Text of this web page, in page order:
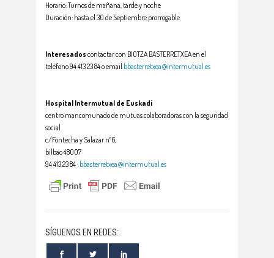
Horario: Turnos de mañana, tarde y noche
Duración: hasta el 30 de Septiembre prorrogable
Interesados contactar con BIOTZA BASTERRETXEA en el
teléfono 94 413 23 84 o email bbasterretxea@intermutual.es
Hospital Intermutual de Euskadi
centro mancomunado de mutuas colaboradoras con la seguridad
social
c/Fontecha y Salazar nº6,
bilbao 48007
94 413 23 84 · bbasterretxea@intermutual.es
SÍGUENOS EN REDES: